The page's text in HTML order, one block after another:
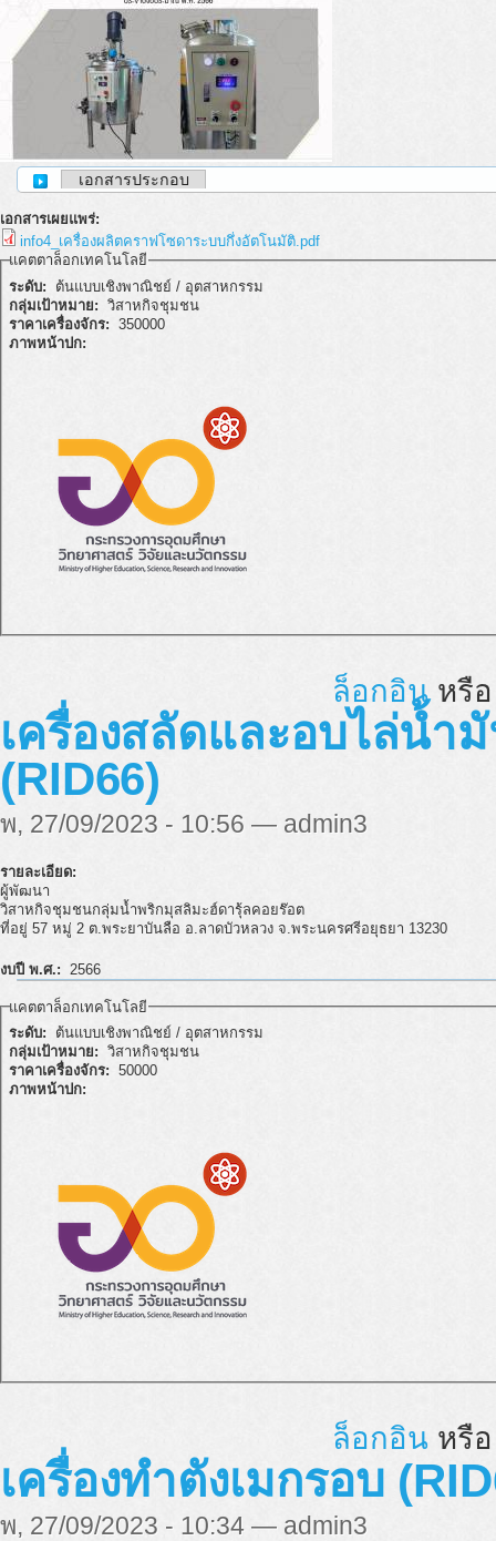
เอกสารประกอบ
เอกสารเผยแพร่:
info4_เครื่องผลิตคราฟโซดาระบบกึ่งอัตโนมัติ.pdf
แคตตาล็อกเทคโนโลยี
ระดับ:
ต้นแบบเชิงพาณิชย์ / อุตสาหกรรม
กลุ่มเป้าหมาย:
วิสาหกิจชุมชน
ราคาเครื่องจักร:
350000
ภาพหน้าปก:
ล็อกอินหรื
เครื่องสลัดและอบไล่น้ำ
(RID66)
พ, 27/09/2023 - 10:56 — admin3
รายละเอียด:
ผู้พัฒนา
วิสาหกิจชุมชนกลุ่มน้ำพริกมุสลิมะฮ์ดารุ้ลคอยร๊อต
ที่อยู่ 57 หมู่ 2 ต.พระยาบันลือ อ.ลาดบัวหลวง จ.พระนครศรีอยุธยา 13230
งบปี พ.ศ.: 2566
แคตตาล็อกเทคโนโลยี
ระดับ:
ต้นแบบเชิงพาณิชย์ / อุตสาหกรรม
กลุ่มเป้าหมาย:
วิสาหกิจชุมชน
ราคาเครื่องจักร:
50000
ภาพหน้าปก:
ล็อกอิน หรื
เครื่องทำตังเมกรอบ
พ, 27/09/2023 - 10:34 — admin3